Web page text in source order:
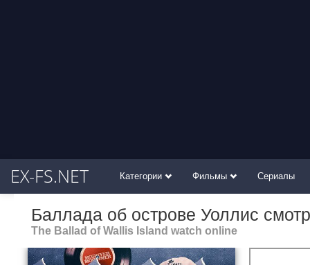
EX-FS.NET Категории Фильмы Сериалы
Баллада об острове Уоллис
The Ballad of Wallis Island watch online